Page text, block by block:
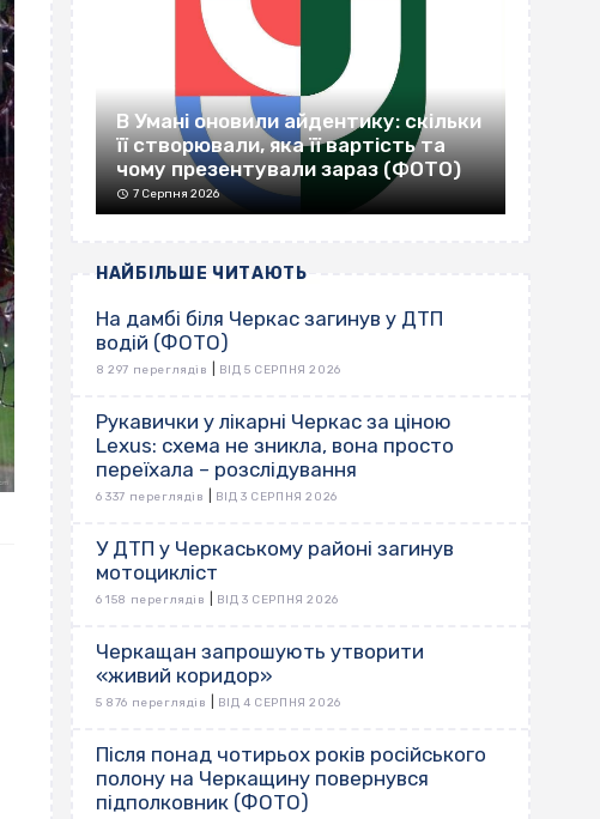
В Умані оновили айдентику: скільки
її створювали, яка її вартість та
чому презентували зараз (ФОТО)
7 Серпня 2026
НАЙБІЛЬШЕ ЧИТАЮТЬ
На дамбі біля Черкас загинув у ДТП
водій (ФОТО)
8 297 переглядів ВІД 5 СЕРПНЯ 2026
Рукавички у лікарні Черкас за ціною
Lexus: схема не зникла, вона просто
переїхала – розслідування
6 337 переглядів ВІД 3 СЕРПНЯ 2026
У ДТП у Черкаському районі загинув
мотоцикліст
6 158 переглядів ВІД 3 СЕРПНЯ 2026
Черкащан запрошують утворити
«живий коридор»
5 876 переглядів ВІД 4 СЕРПНЯ 2026
Після понад чотирьох років російського
полону на Черкащину повернувся
підполковник (ФОТО)